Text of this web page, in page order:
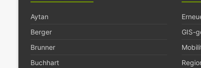
Aytan
Berger
Brunner
Buchhart
GIS-